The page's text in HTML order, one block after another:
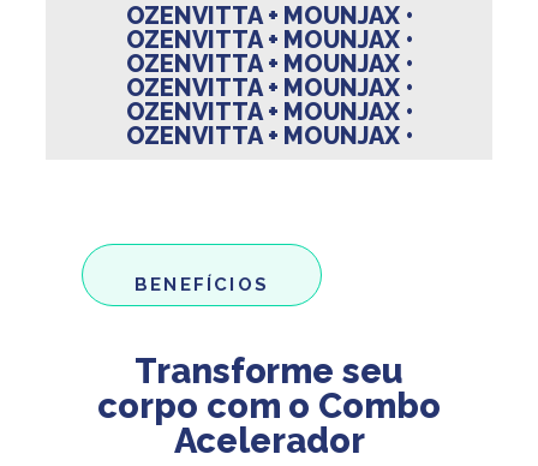
OZENVITTA + MOUNJAX •
OZENVITTA + MOUNJAX •
OZENVITTA + MOUNJAX •
OZENVITTA + MOUNJAX •
OZENVITTA + MOUNJAX •
OZENVITTA + MOUNJAX •
BENEFÍCIOS
Transforme seu
corpo com o Combo
Acelerador